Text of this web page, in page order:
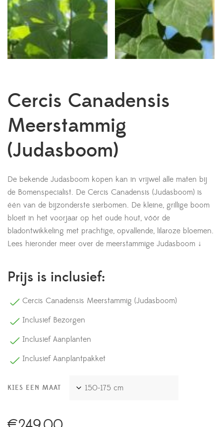
Cercis Canadensis
Meerstammig
(Judasboom)
De bekende Judasboom kopen kan in vrijwel alle maten bij
de Bomenspecialist. De Cercis Canadensis (Judasboom) is
één van de bijzonderste sierbomen. De kleine, grillige boom
bloeit in het voorjaar op het oude hout, vóór de
bladontwikkeling met prachtige, opvallende, lilaroze bloemen.
Lees hieronder meer over de meerstammige Judasboom ↓
Prijs is inclusief:
Cercis Canadensis Meerstammig (Judasboom)
Inclusief Bezorgen
Inclusief Aanplanten
Inclusief Aanplantpakket
KIES EEN MAAT